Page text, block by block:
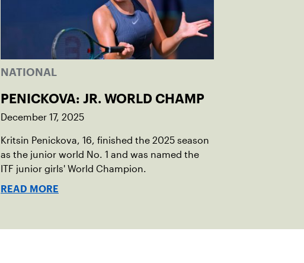
NATIONAL
PENICKOVA: JR. WORLD CHAMP
December 17, 2025
Kritsin Penickova, 16, finished the 2025 season
as the junior world No. 1 and was named the
ITF junior girls' World Champion.
READ MORE